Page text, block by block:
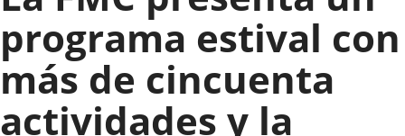
programa estival con
más de cincuenta
actividades y la